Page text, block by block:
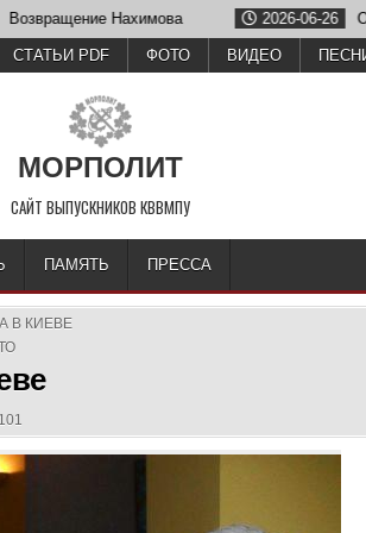
2026-06-26 Олег Зубков
СТАТЬИ PDF ФОТО ВИДЕО
МОРПОЛИТ
САЙТ ВЫПУСКНИКОВ КВВМПУ
ПАМЯТЬ ПРЕССА
В КИЕВЕ